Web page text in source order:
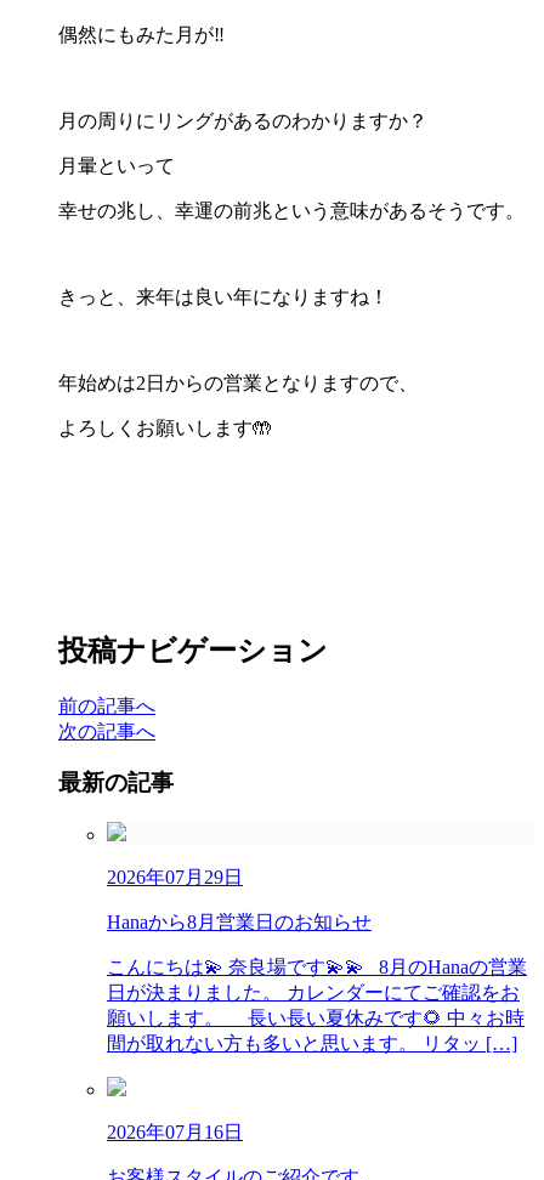
偶然にもみた月が‼︎
月の周りにリングがあるのわかりますか？
月暈といって
幸せの兆し、幸運の前兆という意味があるそうです。
きっと、来年は良い年になりますね！
年始めは2日からの営業となりますので、
よろしくお願いします🤲
投稿ナビゲーション
前の記事へ
次の記事へ
最新の記事
2026年07月29日
Hanaから8月営業日のお知らせ
こんにちは💫 奈良場です💫💫 8月のHanaの営業
日が決まりました。 カレンダーにてご確認をお
願いします。 長い長い夏休みです🌻 中々お時
間が取れない方も多いと思います。 リタッ […]
2026年07月16日